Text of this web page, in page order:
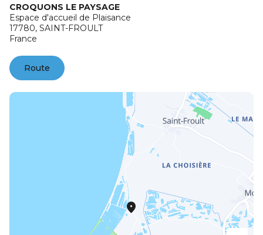
CROQUONS LE PAYSAGE
Espace d'accueil de Plaisance
17780, SAINT-FROULT
France
Route